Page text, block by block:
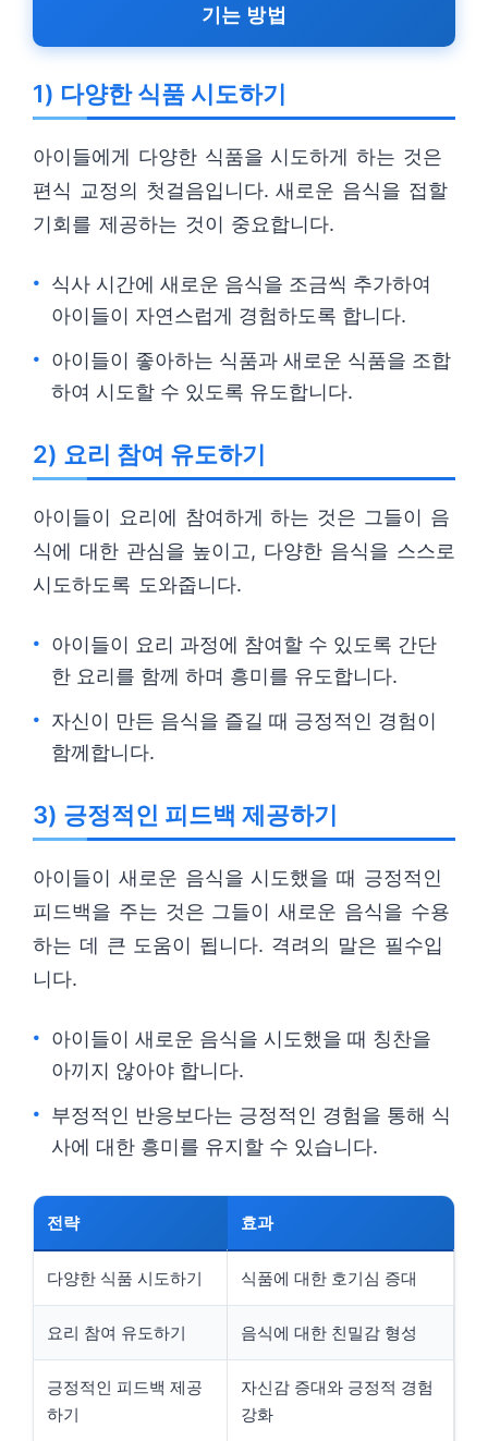
기는 방법
1) 다양한 식품 시도하기
아이들에게 다양한 식품을 시도하게 하는 것은
편식 교정의 첫걸음입니다. 새로운 음식을 접할
기회를 제공하는 것이 중요합니다.
식사 시간에 새로운 음식을 조금씩 추가하여
아이들이 자연스럽게 경험하도록 합니다.
아이들이 좋아하는 식품과 새로운 식품을 조합
하여 시도할 수 있도록 유도합니다.
2) 요리 참여 유도하기
아이들이 요리에 참여하게 하는 것은 그들이 음
식에 대한 관심을 높이고, 다양한 음식을 스스로
시도하도록 도와줍니다.
아이들이 요리 과정에 참여할 수 있도록 간단
한 요리를 함께 하며 흥미를 유도합니다.
자신이 만든 음식을 즐길 때 긍정적인 경험이
함께합니다.
3) 긍정적인 피드백 제공하기
아이들이 새로운 음식을 시도했을 때 긍정적인
피드백을 주는 것은 그들이 새로운 음식을 수용
하는 데 큰 도움이 됩니다. 격려의 말은 필수입
니다.
아이들이 새로운 음식을 시도했을 때 칭찬을
아끼지 않아야 합니다.
부정적인 반응보다는 긍정적인 경험을 통해 식
사에 대한 흥미를 유지할 수 있습니다.
전략 효과
다양한 식품 시도하기 식품에 대한 호기심 증대
요리 참여 유도하기 음식에 대한 친밀감 형성
긍정적인 피드백 제공
하기
자신감 증대와 긍정적 경험
강화